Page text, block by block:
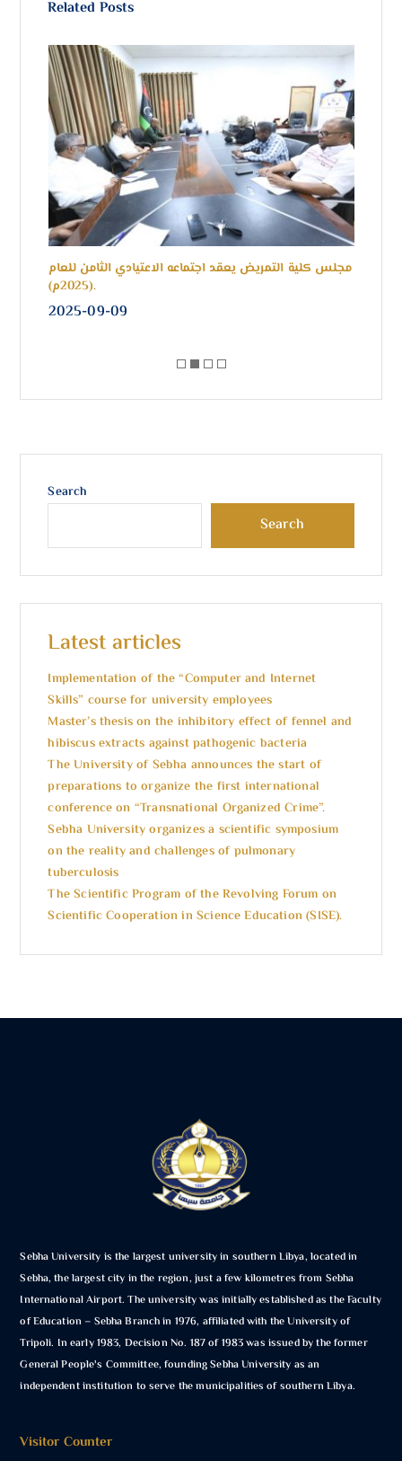
Related Posts
مجلس كلية التمريض يعقد اجتماعه الاعتيادي الثامن للعام
(2025م).
2025-09-09
Search
Search
Latest articles
Implementation of the “Computer and Internet
Skills” course for university employees
Master’s thesis on the inhibitory effect of fennel and
hibiscus extracts against pathogenic bacteria
The University of Sebha announces the start of
preparations to organize the first international
conference on “Transnational Organized Crime”.
Sebha University organizes a scientific symposium
on the reality and challenges of pulmonary
tuberculosis
The Scientific Program of the Revolving Forum on
Scientific Cooperation in Science Education (SISE).
Sebha University is the largest university in southern Libya, located in
Sebha, the largest city in the region, just a few kilometres from Sebha
International Airport. The university was initially established as the Faculty
of Education – Sebha Branch in 1976, affiliated with the University of
Tripoli. In early 1983, Decision No. 187 of 1983 was issued by the former
General People's Committee, founding Sebha University as an
independent institution to serve the municipalities of southern Libya.
Visitor Counter